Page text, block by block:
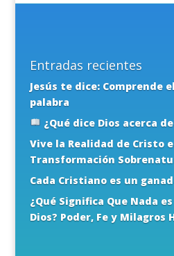
Entradas recientes
Jesús te dice: Comprende
palabra
¿Qué dice Dios acerca
Vive la Realidad de Cristo
Transformación
Cada Cristiano es un
¿Qué Significa Que Nada
Dios? Poder, Fe y Milagros